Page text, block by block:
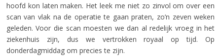
hoofd kon laten maken. Het leek me niet zo zinvol om over een
scan van vlak na de operatie te gaan praten, zo’n zeven weken
geleden. Voor die scan moesten we dan al redelijk vroeg in het
ziekenhuis zijn, dus we vertrokken royaal op tijd. Op
donderdagmiddag om precies te zijn.